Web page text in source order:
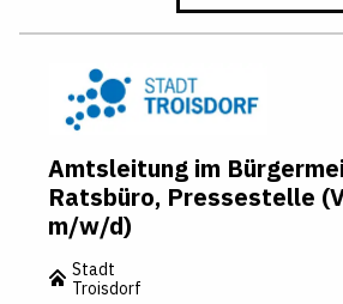
Amtsleitung im
Ratsbüro, Pressestelle
m/w/d)
Stadt
Troisdorf